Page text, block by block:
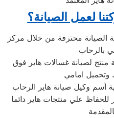
لعمل الصيانة؟
لصيانة غسالات هاير فوق
أسم وكيل صيانة هاير الرحاب
للحفاظ علي منتجات هاير دائما